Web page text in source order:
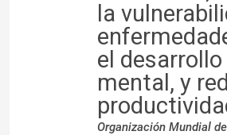
la
el
mental, y
Organización Mundial